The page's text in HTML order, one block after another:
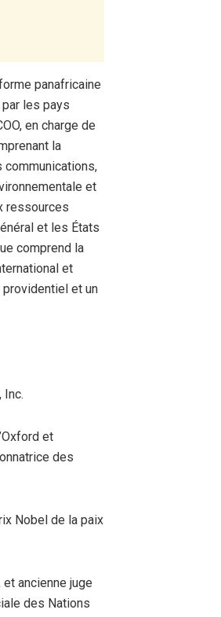
panafricaine
les pays
en charge de
la
et
ressources
et les États
comprend la
et
et un
Inc.
et
des
Nobel de la paix
et ancienne juge
des Nations